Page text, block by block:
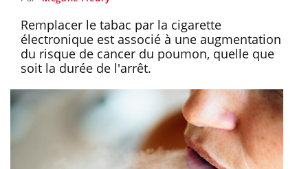
Remplacer le tabac par la cigarette
électronique est associé à une augmentation
du risque de cancer du poumon, quelle que
soit la durée de l'arrêt.